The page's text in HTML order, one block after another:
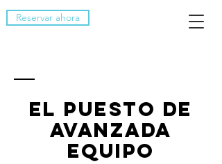
Reservar ahora
el puesto de
avanzada
EQUIPO